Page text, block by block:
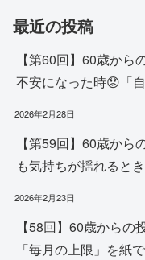
最近の投稿
【第60回】60歳か
不安になった時😟「
2026年2月28日
【第59回】60歳か
も気持ちが揺れると
2026年2月23日
【58回】60歳から
「毎月の上限」を紙